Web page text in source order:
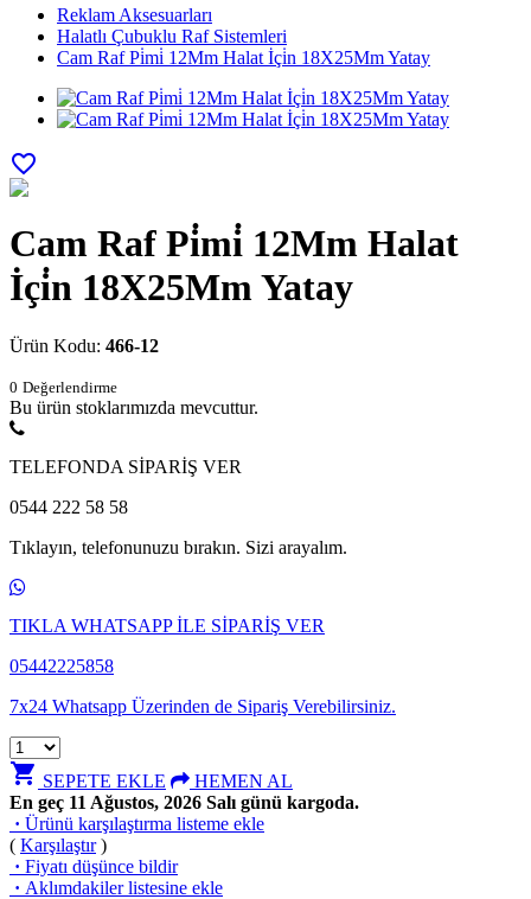
Reklam Aksesuarları
Halatlı Çubuklu Raf Sistemleri
Cam Raf Pi̇mi̇ 12Mm Halat İçi̇n 18X25Mm Yatay
favorite_border
Cam Raf Pi̇mi̇ 12Mm Halat
İçi̇n 18X25Mm Yatay
Ürün Kodu: 466-12
0 Değerlendirme
Bu ürün stoklarımızda mevcuttur.
TELEFONDA SİPARİŞ VER
0544 222 58 58
Tıklayın, telefonunuzu bırakın. Sizi arayalım.
TIKLA WHATSAPP İLE SİPARİŞ VER
05442225858
7x24 Whatsapp Üzerinden de Sipariş Verebilirsiniz.
shopping_cart SEPETE EKLE
HEMEN AL
En geç 11 Ağustos, 2026 Salı günü kargoda.
· Ürünü karşılaştırma listeme ekle
( Karşılaştır)
· Fiyatı düşünce bildir
· Aklımdakiler listesine ekle